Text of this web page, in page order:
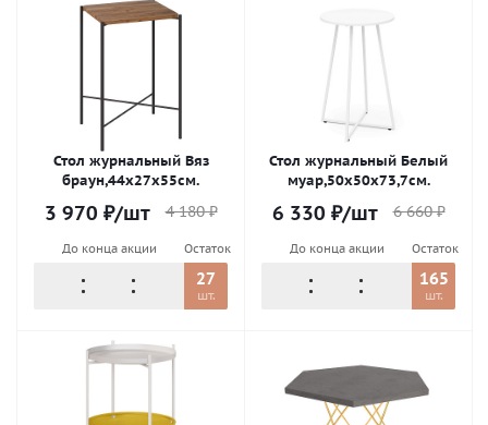
Стол журнальный Вяз
браун,44х27х55см.
3 970 ₽/шт 4 180₽
До конца акции Остаток
27
шт.
Стол журнальный Белый
муар,50х50х73,7см.
6 330 ₽/шт 6 660₽
До конца акции Остаток
165
шт.